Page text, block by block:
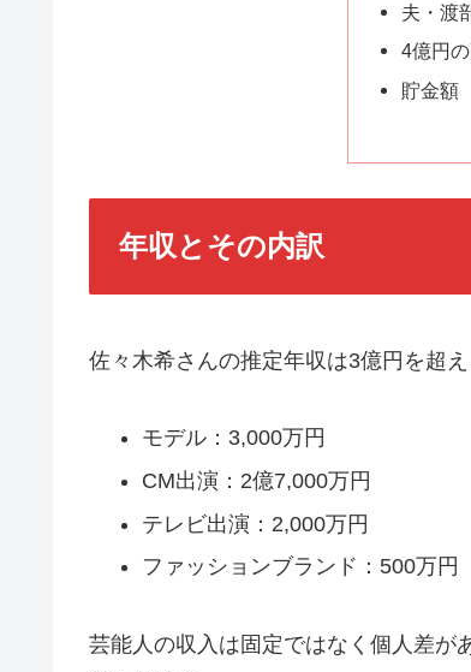
夫・渡
4億円
貯金額
年収とその内訳
佐々木希さんの推定年収は3億円を超
モデル：3,000万円
CM出演：2億7,000万円
テレビ出演：2,000万円
ファッションブランド：500万円
芸能人の収入は固定ではなく個人差が